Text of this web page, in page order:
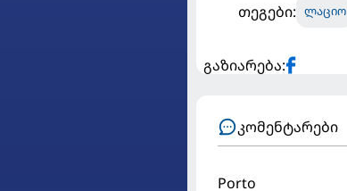
თეგები: ლაციო
გაზიარება:
კომენტარები
Porto